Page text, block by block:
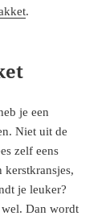
.
je een
Niet uit de
zelf eens
kerstkransjes,
je leuker?
Dan wordt